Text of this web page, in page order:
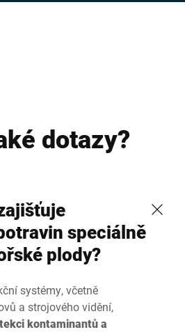
dotazy?
speciálně
plody?
systémy, včetně
a strojového vidění,
kontaminantů a